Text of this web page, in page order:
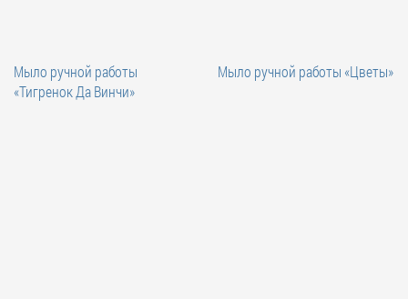
Мыло ручной работы
«Тигренок Да Винчи»
Мыло ручной работы «Цветы»